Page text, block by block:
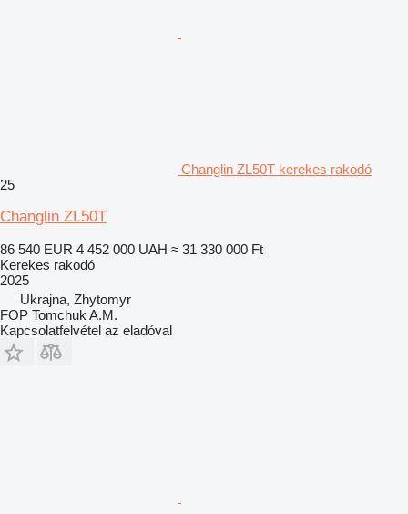
Changlin ZL50T kerekes rakodó
25
Changlin ZL50T
86 540 EUR 4 452 000 UAH ≈ 31 330 000 Ft
Kerekes rakodó
2025
Ukrajna, Zhytomyr
FOP Tomchuk A.M.
Kapcsolatfelvétel az eladóval